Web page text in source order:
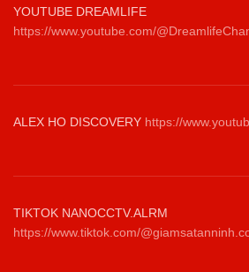
YOUTUBE DREAMLIFE
https://www.youtube.com/
ALEX HO DISCOVERY https://
TIKTOK NANOCCTV.ALRM
https://www.tiktok.com/